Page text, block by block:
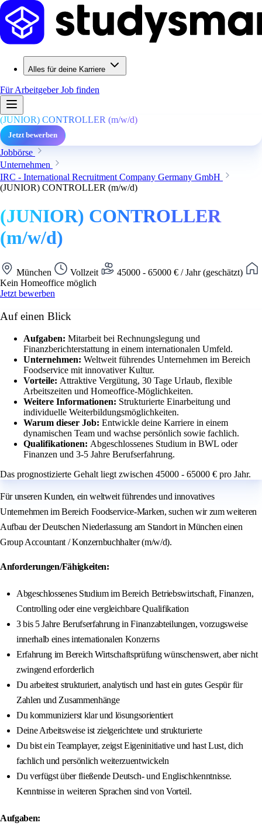
Alles für deine Karriere
Für ArbeitgeberJob finden
(JUNIOR) CONTROLLER (m/w/d)
Jetzt bewerben
Jobbörse
Unternehmen
IRC - International Recruitment Company Germany GmbH
(JUNIOR) CONTROLLER (m/w/d)
(JUNIOR) CONTROLLER
(m/w/d)
München Vollzeit
45000 - 65000 € / Jahr (geschätzt)
Kein Homeoffice möglich
Jetzt bewerben
Auf einen Blick
Aufgaben: Mitarbeit bei Rechnungslegung und
Finanzberichterstattung in einem internationalen Umfeld.
Unternehmen: Weltweit führendes Unternehmen im Bereich
Foodservice mit innovativer Kultur.
Vorteile: Attraktive Vergütung, 30 Tage Urlaub, flexible
Arbeitszeiten und Homeoffice-Möglichkeiten.
Weitere Informationen: Strukturierte Einarbeitung und
individuelle Weiterbildungsmöglichkeiten.
Warum dieser Job: Entwickle deine Karriere in einem
dynamischen Team und wachse persönlich sowie fachlich.
Qualifikationen: Abgeschlossenes Studium in BWL oder
Finanzen und 3-5 Jahre Berufserfahrung.
Das prognostizierte Gehalt liegt zwischen 45000 - 65000 € pro Jahr.
Für unseren Kunden, ein weltweit führendes und innovatives
Unternehmen im Bereich Foodservice-Marken, suchen wir zum weiteren
Aufbau der Deutschen Niederlassung am Standort in München einen
Group Accountant / Konzernbuchhalter (m/w/d).
Anforderungen/Fähigkeiten:
Abgeschlossenes Studium im Bereich Betriebswirtschaft, Finanzen,
Controlling oder eine vergleichbare Qualifikation
3 bis 5 Jahre Berufserfahrung in Finanzabteilungen, vorzugsweise
innerhalb eines internationalen Konzerns
Erfahrung im Bereich Wirtschaftsprüfung wünschenswert, aber nicht
zwingend erforderlich
Du arbeitest strukturiert, analytisch und hast ein gutes Gespür für
Zahlen und Zusammenhänge
Du kommunizierst klar und lösungsorientiert
Deine Arbeitsweise ist zielgerichtete und strukturierte
Du bist ein Teamplayer, zeigst Eigeninitiative und hast Lust, dich
fachlich und persönlich weiterzuentwickeln
Du verfügst über fließende Deutsch- und Englischkenntnisse.
Kenntnisse in weiteren Sprachen sind von Vorteil.
Aufgaben: